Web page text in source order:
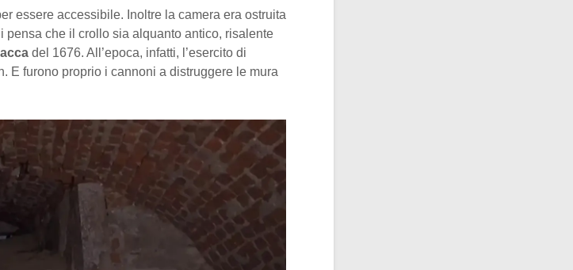
essere accessibile. Inoltre la camera era ostruita
pensa che il crollo sia alquanto antico, risalente
del 1676. All’epoca, infatti, l’esercito di
E furono proprio i cannoni a distruggere le mura